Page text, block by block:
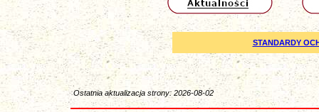
STANDARDY
Ostatnia aktualizacja strony: 2026-08-02